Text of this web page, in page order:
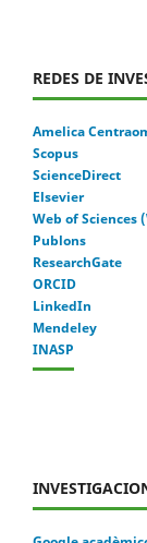
REDES DE
Amelica
Scopus
ScienceDirect
Elsevier
Web of Sciences
Publons
ResearchGate
ORCID
LinkedIn
Mendeley
INASP